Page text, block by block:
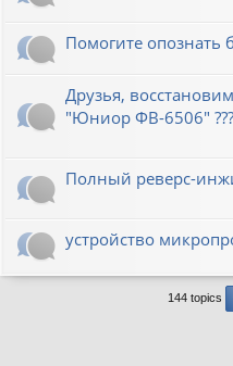
Помогите опознать
Друзья,
"Юниор ФВ-6506" ???
Полный реверс-
устройство
144 topics